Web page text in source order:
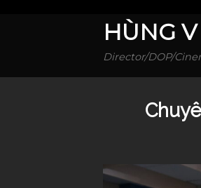
HÙNG V
Director/DOP/